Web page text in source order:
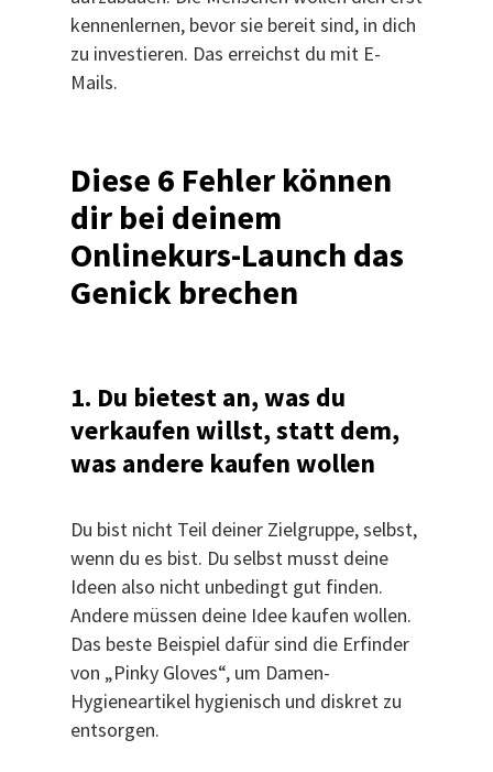
kennenlernen, bevor sie bereit sind, in dich
zu investieren. Das erreichst du mit E-
Mails.
Diese 6 Fehler können
dir bei deinem
Onlinekurs-Launch das
Genick brechen
1. Du bietest an, was du
verkaufen willst, statt dem,
was andere kaufen wollen
Du bist nicht Teil deiner Zielgruppe, selbst,
wenn du es bist. Du selbst musst deine
Ideen also nicht unbedingt gut finden.
Andere müssen deine Idee kaufen wollen.
Das beste Beispiel dafür sind die Erfinder
von „Pinky Gloves“, um Damen-
Hygieneartikel hygienisch und diskret zu
entsorgen.